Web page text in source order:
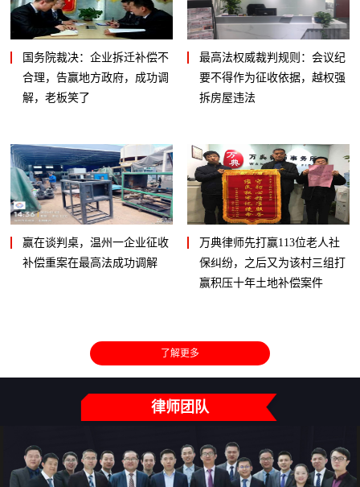
国务院裁决：企业拆迁补偿不
合理，告赢地方政府，成功调
解，老板笑了
最高法权威裁判规则：会议纪
要不得作为征收依据，越权强
拆房屋违法
赢在谈判桌，温州一企业征收
补偿重案在最高法成功调解
万典律师先打赢113位老人社
保纠纷，之后又为该村三组打
赢积压十年土地补偿案件
了解更多
律师团队